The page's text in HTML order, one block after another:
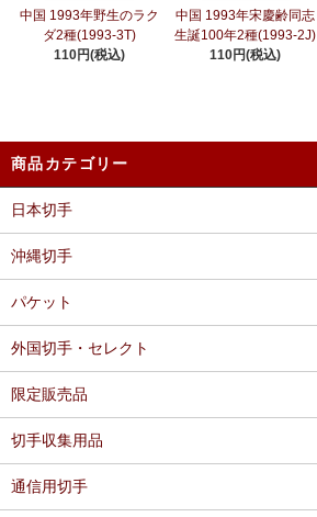
中国 1993年野生のラク
ダ2種(1993-3T)
110円(税込)
中国 1993年宋慶齢同志
生誕100年2種(1993-2J)
110円(税込)
商品カテゴリー
日本切手
沖縄切手
パケット
外国切手・セレクト
限定販売品
切手収集用品
通信用切手